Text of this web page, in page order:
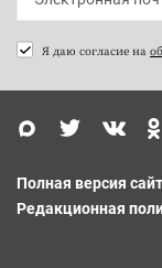
Я даю согласие на
Полная версия
Редакционная